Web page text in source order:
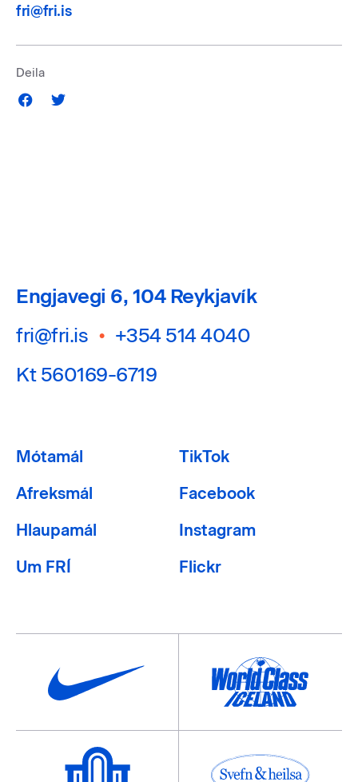
fri@fri.is
Deila
Engjavegi 6, 104 Reykjavík
fri@fri.is • +354 514 4040
Kt 560169-6719
Mótamál
Afreksmál
Hlaupamál
Um FRÍ
TikTok
Facebook
Instagram
Flickr